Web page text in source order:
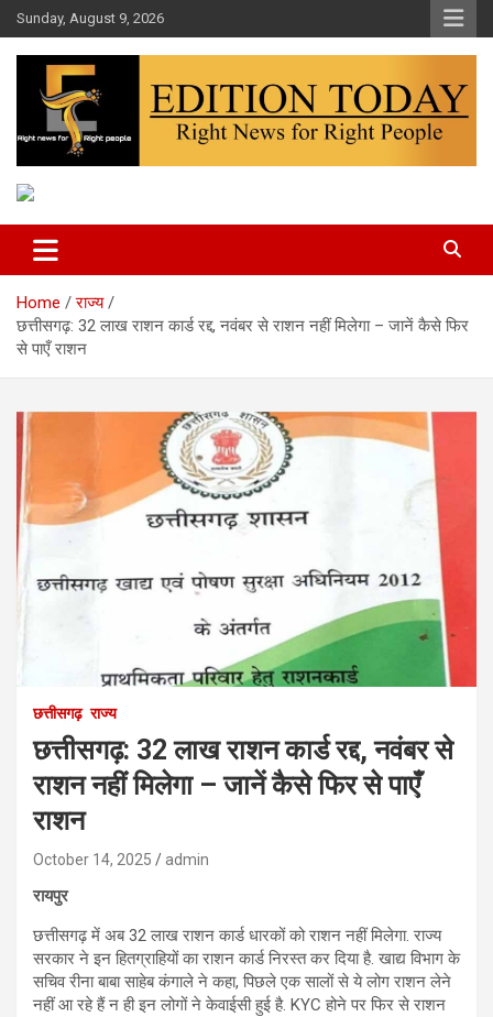
Skip
to
content
Sunday, August 9, 2026
Edition Today
Home
राज्य
छत्तीसगढ़: 32 लाख राशन कार्ड रद्द, नवंबर से राशन नहीं मिलेगा – जानें कैसे फिर
से पाएँ राशन
छत्तीसगढ़ राज्य
छत्तीसगढ़: 32 लाख राशन कार्ड रद्द, नवंबर से
राशन नहीं मिलेगा – जानें कैसे फिर से पाएँ
राशन
October 14, 2025 admin
रायपुर
छत्तीसगढ़ में अब 32 लाख राशन कार्ड धारकों को राशन नहीं मिलेगा. राज्य
सरकार ने इन हितग्राहियों का राशन कार्ड निरस्त कर दिया है. खाद्य विभाग के
सचिव रीना बाबा साहेब कंगाले ने कहा, पिछले एक सालों से ये लोग राशन लेने
नहीं आ रहे हैं न ही इन लोगों ने केवाईसी हुई है. KYC होने पर फिर से राशन